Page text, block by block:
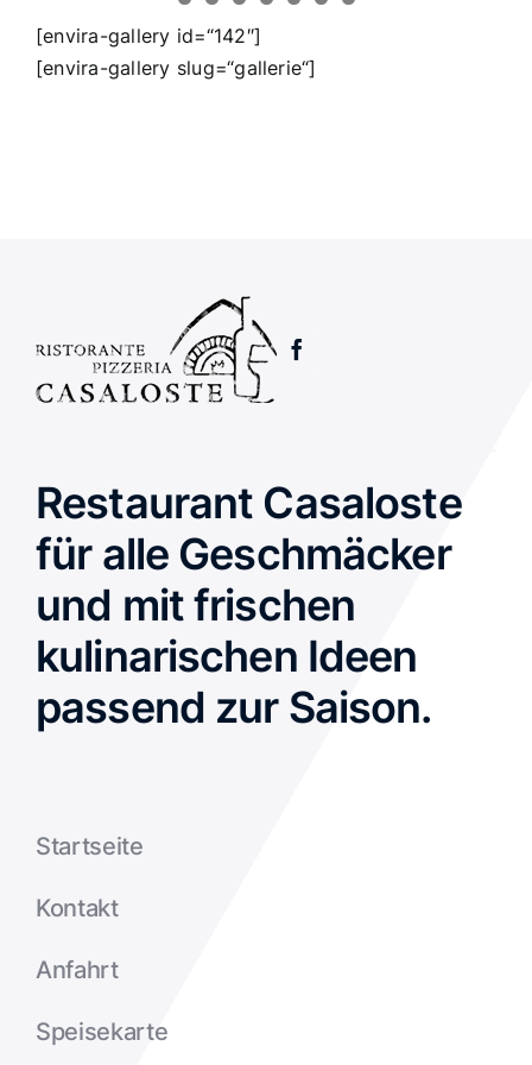
[envira-gallery id=“142″]
[envira-gallery slug=“gallerie“]
Restaurant Casaloste
für alle Geschmäcker
und mit frischen
kulinarischen Ideen
passend zur Saison.
Startseite
Kontakt
Anfahrt
Speisekarte